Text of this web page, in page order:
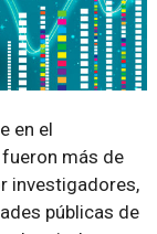
en el
fueron más de
investigadores,
públicas de